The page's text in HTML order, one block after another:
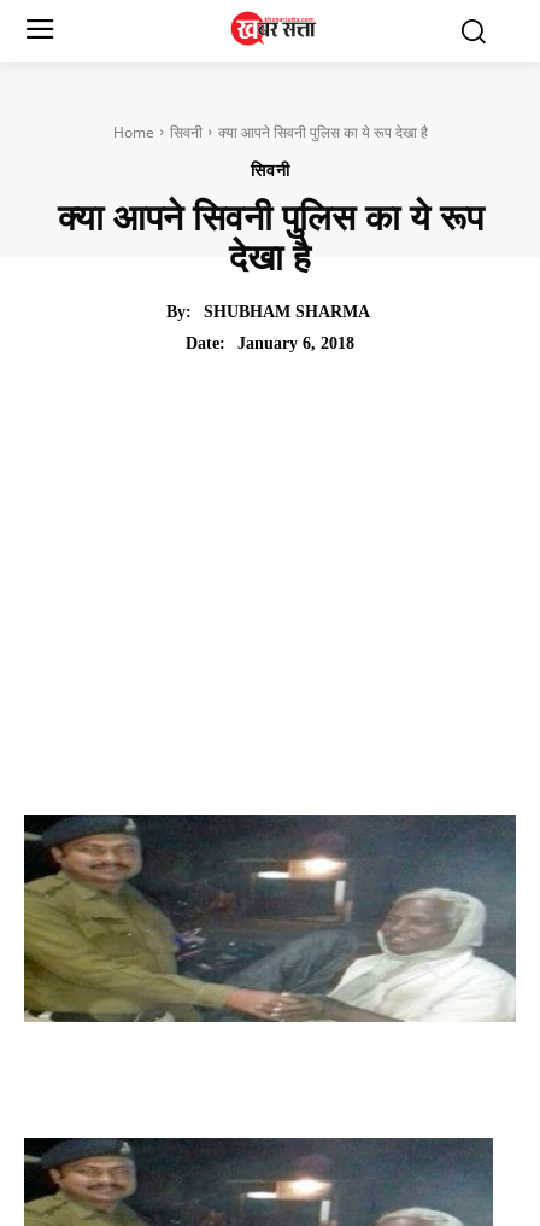
Home सिवनी क्या आपने सिवनी पुलिस का ये रूप देखा है
सिवनी
क्या आपने सिवनी पुलिस का ये रूप
देखा है
By:
SHUBHAM SHARMA
Date:
January 6, 2018